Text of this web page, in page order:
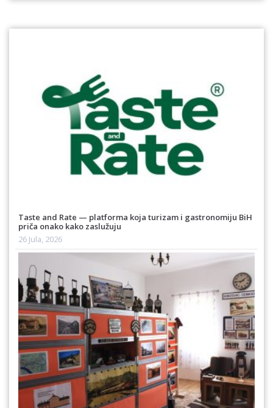
Taste and Rate — platforma koja turizam i gastronomiju BiH
priča onako kako zaslužuju
26 Jula, 2026